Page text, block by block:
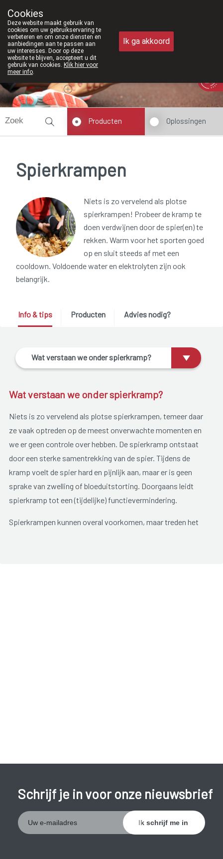
011/610300
Vandaag
Producten Oplossingen
Spierkrampen
Niets is zo vervelend als plotse
spierkrampen! Probeer de kramp te
doen verdwijnen door de spier(en) te
rekken. Warm voor het sporten goed
op en sluit steeds af met een
cooldown. Voldoende water en elektrolyten zijn ook
belangrijk.
Info & tips Producten Advies nodig?
Wat verstaan we onder spierkramp?
Wat verstaan we onder spierkramp?
Niets is zo vervelend als plotse spierkrampen, temeer daar
ze vaak optreden op de meest onverwachte momenten en
we er geen controle over hebben. De spierkramp ontstaat
door een sterke samentrekking van de spier. Tijdens de
kramp voelt de spier hard en pijnlijk aan, maar er is geen
sprake van zwelling of bloeduitstorting. Doorgaans leidt
spierkramp tot een (tijdelijke) functievermindering.
Spierkrampen kunnen overal voorkomen, maar treden het
Schrijf je in voor onze nieuwsbrief
Cookies
Deze website maakt gebruik van
cookies om uw gebruikservaring te
verbeteren en om onze diensten en
aanbiedingen aan te passen aan
uw interesses. Door op deze
website te blijven, accepteert u dit
gebruik van cookies. Klik hier voor
meer info.
Ik ga akkoord